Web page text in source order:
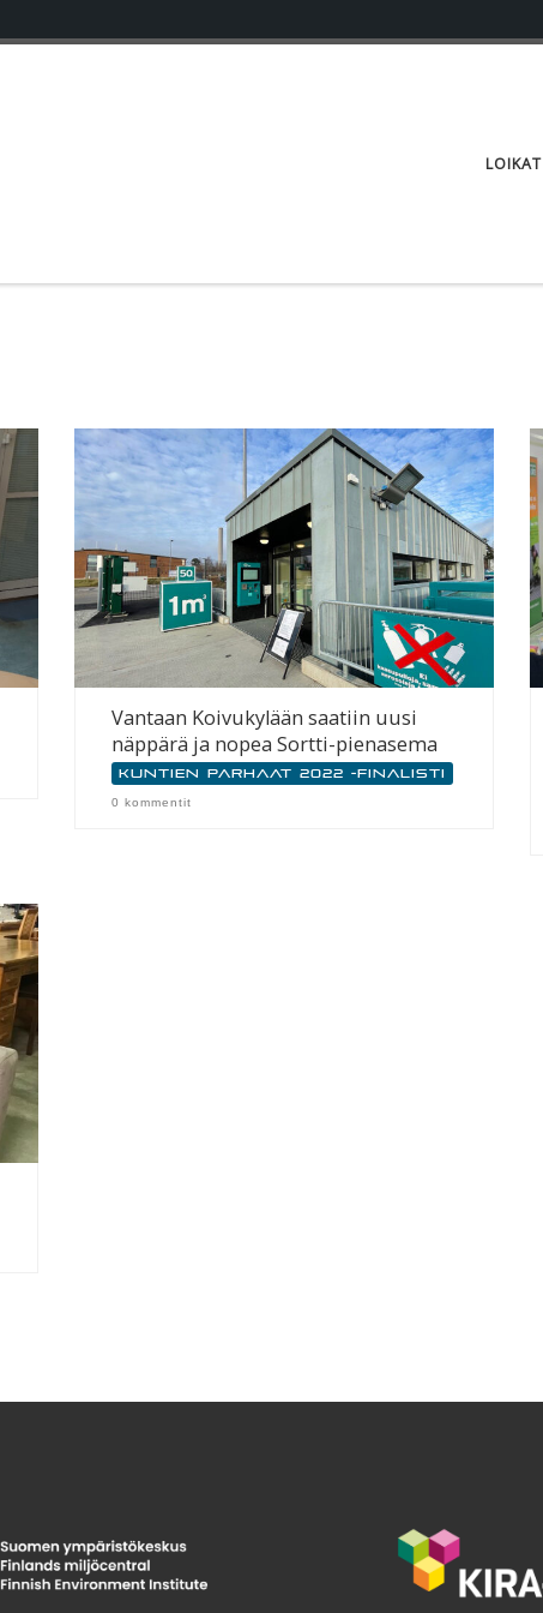
LOIKAT
Vantaan Koivukylään saatiin uusi
näppärä ja nopea Sortti-pienasema
Kuntien parhaat 2022 -finalisti
0 kommentit